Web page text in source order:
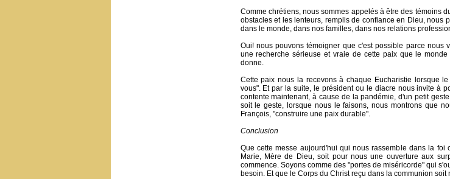
Comme chrétiens, nous sommes appelés à être des témoins
obstacles et les lenteurs, remplis de confiance en Dieu, nous
dans le monde, dans nos familles, dans nos relations
Oui! nous pouvons témoigner que c'est possible parce nous
une recherche sérieuse et vraie de cette paix que le
donne.
Cette paix nous la recevons à chaque Eucharistie lorsque
vous". Et par la suite, le président ou le diacre nous invite à
contente maintenant, à cause de la pandémie, d'un petit
soit le geste, lorsque nous le faisons, nous montrons que
François, "construire une paix durable".
Conclusion
Que cette messe aujourd'hui qui nous rassemble dans la
Marie, Mère de Dieu, soit pour nous une ouverture aux
commence. Soyons comme des "portes de miséricorde" qui
besoin. Et que le Corps du Christ reçu dans la communion soit